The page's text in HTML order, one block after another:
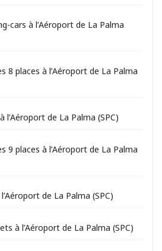
cars à l’Aéroport de La Palma
8 places à l’Aéroport de La Palma
l’Aéroport de La Palma (SPC)
9 places à l’Aéroport de La Palma
de La Palma (SPC)
à l’Aéroport de La Palma (SPC)